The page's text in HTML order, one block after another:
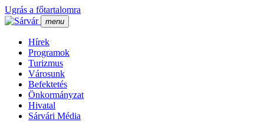
Ugrás a főtartalomra
menu
Hí­rek
Programok
Turizmus
Városunk
Befektetés
Önkormányzat
Hivatal
Sárvári Média